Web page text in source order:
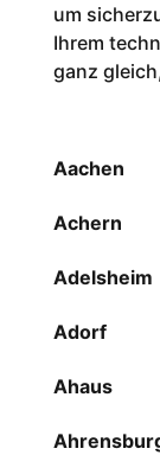
um
Ihrem
ganz
Aachen
Achern
Adelsheim
Adorf
Ahaus